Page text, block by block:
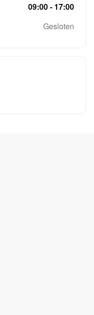
09:00 - 17:00
Gesloten